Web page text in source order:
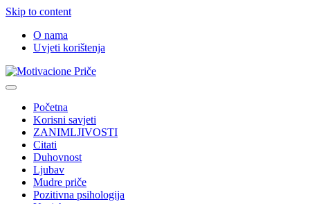
Skip to content
O nama
Uvjeti korištenja
Početna
Korisni savjeti
ZANIMLJIVOSTI
Citati
Duhovnost
Ljubav
Mudre priče
Pozitivna psihologija